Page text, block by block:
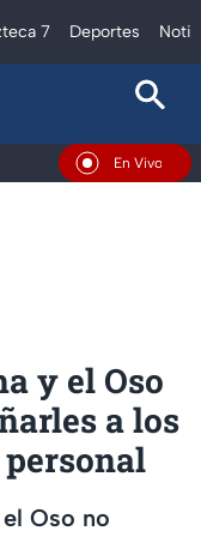
7 Deportes
En Vivo
y el Oso
a los
Oso no